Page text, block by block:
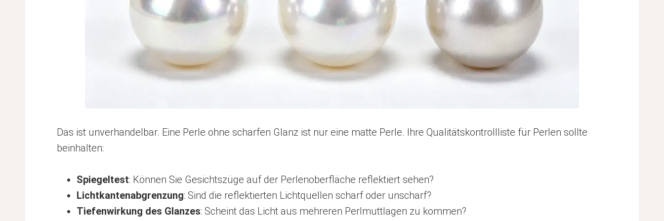
Das ist unverhandelbar. Eine Perle ohne scharfen Glanz ist nur eine matte Perle. Ihre Qualitätskontrollliste für Perlen sollte
beinhalten:
Spiegeltest: Können Sie Gesichtszüge auf der Perlenoberfläche reflektiert sehen?
Lichtkantenabgrenzung: Sind die reflektierten Lichtquellen scharf oder unscharf?
Tiefenwirkung des Glanzes: Scheint das Licht aus mehreren Perlmuttlagen zu kommen?